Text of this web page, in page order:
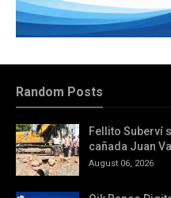
Random Posts
Fellito Suberví
cañada Juan
August 06, 2026